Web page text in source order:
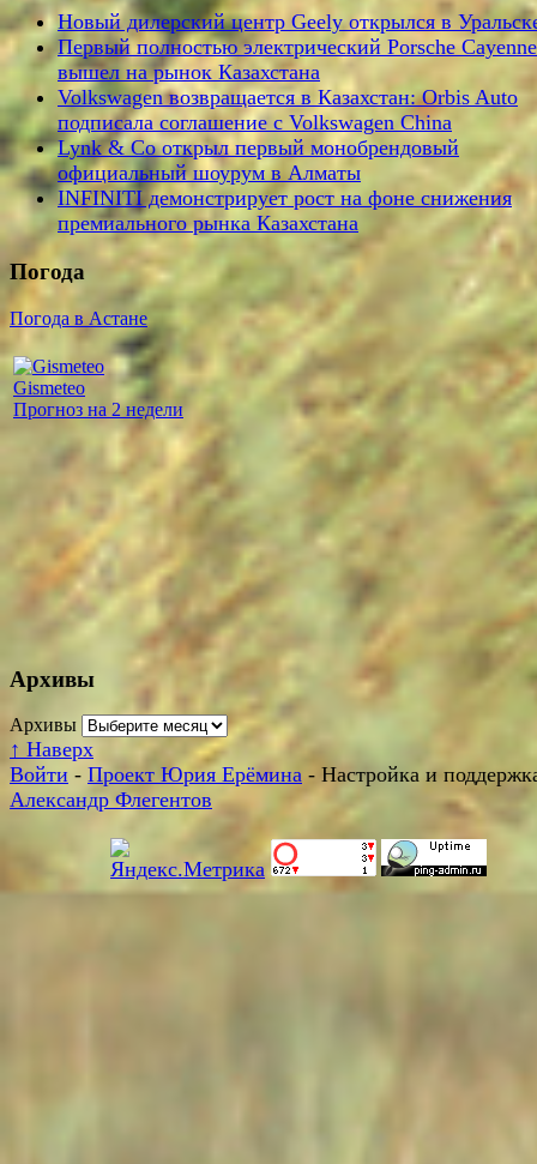
Новый дилерский центр Geely открылся в
Первый полностью электрический Porsche Cayenne
вышел на рынок Казахстана
Volkswagen возвращается в Казахстан: Orbis Auto
подписала соглашение с Volkswagen China
Lynk & Co открыл первый монобрендовый
официальный шоурум в Алматы
INFINITI демонстрирует рост на фоне снижения
премиального рынка Казахстана
Погода
Погода в Астане
Gismeteo
Прогноз на 2 недели
Архивы
Архивы
↑ Наверх
Войти - Проект Юрия Ерёмина - Настройка и
Александр Флегентов